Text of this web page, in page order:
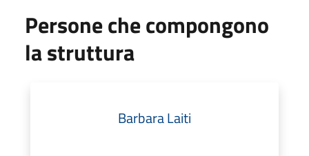
Persone che compongono
la struttura
Barbara Laiti